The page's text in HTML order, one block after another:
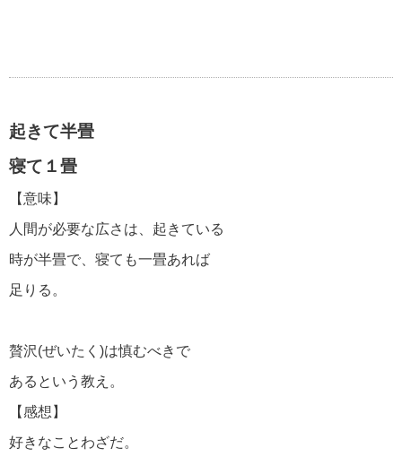
起きて半畳
寝て１畳
【意味】
人間が必要な広さは、起きている
時が半畳で、寝ても一畳あれば
足りる。
贅沢(ぜいたく)は慎むべきで
あるという教え。
【感想】
好きなことわざだ。